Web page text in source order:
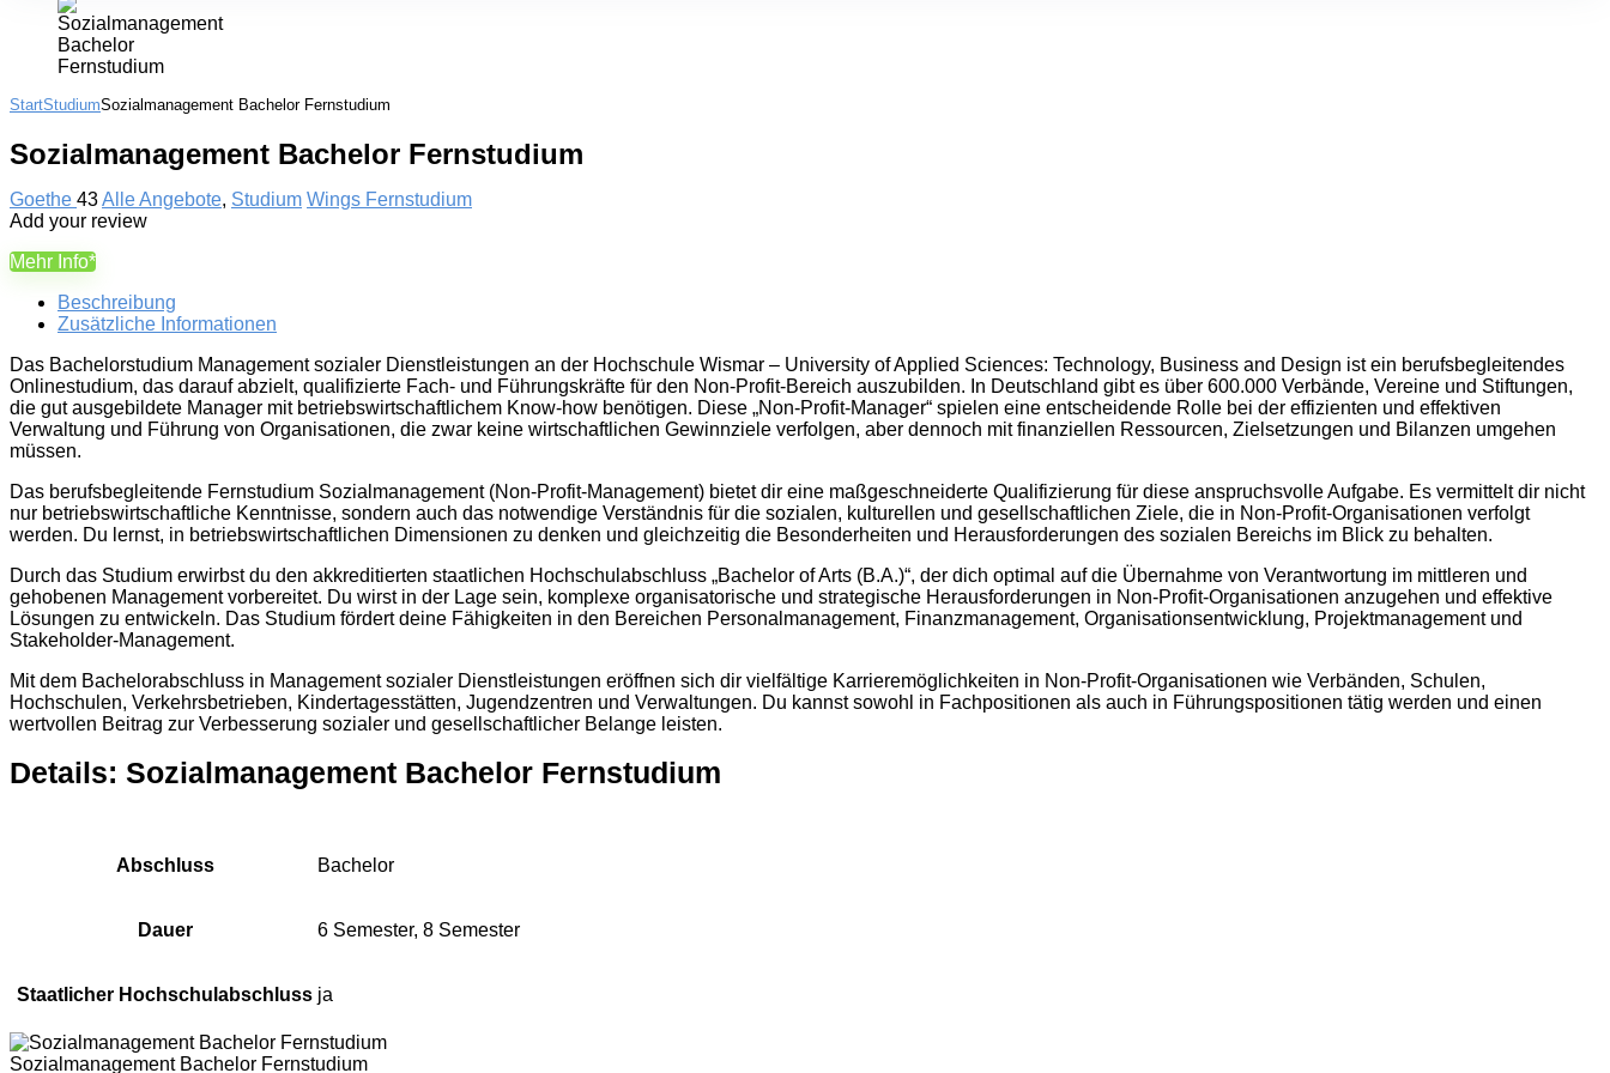
StartStudiumSozialmanagement Bachelor Fernstudium
Sozialmanagement Bachelor Fernstudium
Goethe 43Alle Angebote, Studium Wings Fernstudium
Add your review
Mehr Info*
Beschreibung
Zusätzliche Informationen
Das Bachelorstudium Management sozialer Dienstleistungen an der Hochschule Wismar – University of Applied Sciences: Technology, Business and Design ist ein berufsbegleitendes
Onlinestudium, das darauf abzielt, qualifizierte Fach- und Führungskräfte für den Non-Profit-Bereich auszubilden. In Deutschland gibt es über 600.000 Verbände, Vereine und Stiftungen,
die gut ausgebildete Manager mit betriebswirtschaftlichem Know-how benötigen. Diese „Non-Profit-Manager“ spielen eine entscheidende Rolle bei der effizienten und effektiven
Verwaltung und Führung von Organisationen, die zwar keine wirtschaftlichen Gewinnziele verfolgen, aber dennoch mit finanziellen Ressourcen, Zielsetzungen und Bilanzen umgehen
müssen.
Das berufsbegleitende Fernstudium Sozialmanagement (Non-Profit-Management) bietet dir eine maßgeschneiderte Qualifizierung für diese anspruchsvolle Aufgabe. Es vermittelt dir nicht
nur betriebswirtschaftliche Kenntnisse, sondern auch das notwendige Verständnis für die sozialen, kulturellen und gesellschaftlichen Ziele, die in Non-Profit-Organisationen verfolgt
werden. Du lernst, in betriebswirtschaftlichen Dimensionen zu denken und gleichzeitig die Besonderheiten und Herausforderungen des sozialen Bereichs im Blick zu behalten.
Durch das Studium erwirbst du den akkreditierten staatlichen Hochschulabschluss „Bachelor of Arts (B.A.)“, der dich optimal auf die Übernahme von Verantwortung im mittleren und
gehobenen Management vorbereitet. Du wirst in der Lage sein, komplexe organisatorische und strategische Herausforderungen in Non-Profit-Organisationen anzugehen und effektive
Lösungen zu entwickeln. Das Studium fördert deine Fähigkeiten in den Bereichen Personalmanagement, Finanzmanagement, Organisationsentwicklung, Projektmanagement und
Stakeholder-Management.
Mit dem Bachelorabschluss in Management sozialer Dienstleistungen eröffnen sich dir vielfältige Karrieremöglichkeiten in Non-Profit-Organisationen wie Verbänden, Schulen,
Hochschulen, Verkehrsbetrieben, Kindertagesstätten, Jugendzentren und Verwaltungen. Du kannst sowohl in Fachpositionen als auch in Führungspositionen tätig werden und einen
wertvollen Beitrag zur Verbesserung sozialer und gesellschaftlicher Belange leisten.
Details: Sozialmanagement Bachelor Fernstudium
Abschluss Bachelor
Dauer 6 Semester, 8 Semester
Staatlicher Hochschulabschluss ja
Sozialmanagement Bachelor Fernstudium